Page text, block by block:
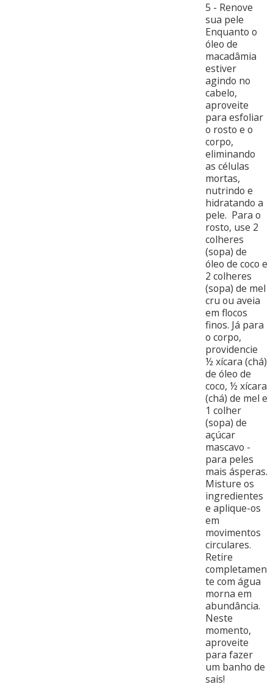
5 - Renove
sua pele
Enquanto o
óleo de
macadâmia
estiver
agindo no
cabelo,
aproveite
para esfoliar
o rosto e o
corpo,
eliminando
as células
mortas,
nutrindo e
hidratando a
pele. Para o
rosto, use 2
colheres
(sopa) de
óleo de coco e
2 colheres
(sopa) de mel
cru ou aveia
em flocos
finos. Já para
o corpo,
providencie
½ xícara (chá)
de óleo de
coco, ½ xícara
(chá) de mel e
1 colher
(sopa) de
açúcar
mascavo -
para peles
mais ásperas.
Misture os
ingredientes
e aplique-os
em
movimentos
circulares.
Retire
completamen
te com água
morna em
abundância.
Neste
momento,
aproveite
para fazer
um banho de
sais!